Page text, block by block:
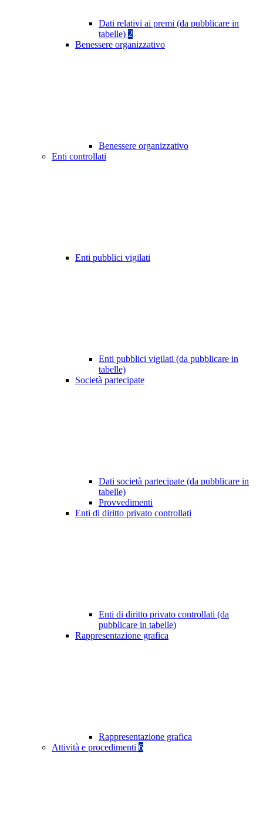
Dati relativi ai premi (da pubblicare in
tabelle) 2
Benessere organizzativo
Benessere organizzativo
Enti controllati
Enti pubblici vigilati
Enti pubblici vigilati (da pubblicare in
tabelle)
Società partecipate
Dati società partecipate (da pubblicare in
tabelle)
Provvedimenti
Enti di diritto privato controllati
Enti di diritto privato controllati (da
pubblicare in tabelle)
Rappresentazione grafica
Rappresentazione grafica
Attività e procedimenti 6